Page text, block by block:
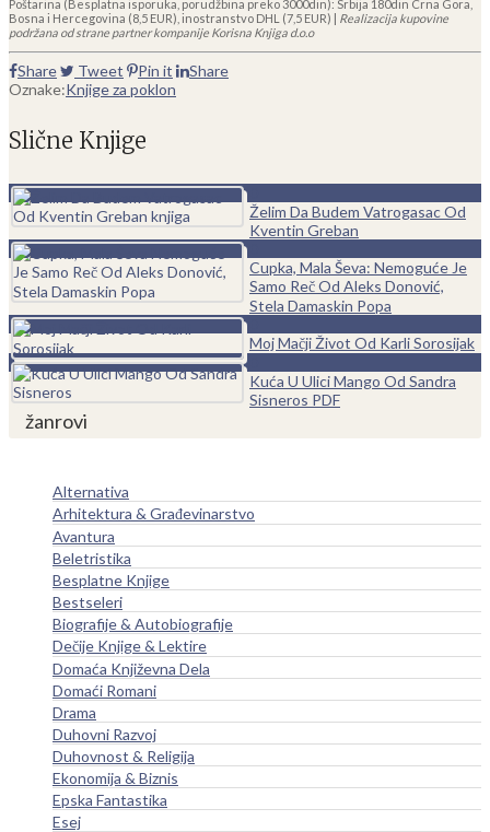
Poštarina (Besplatna isporuka, porudžbina preko 3000din): Srbija 180din Crna Gora,
Bosna i Hercegovina (8,5 EUR), inostranstvo DHL (7,5 EUR) | Realizacija kupovine
podržana od strane partner kompanije Korisna Knjiga d.o.o
Share Tweet Pin it
Share
Oznake:Knjige za poklon
Slične Knjige
Želim Da Budem Vatrogasac Od
Kventin Greban
Cupka, Mala Ševa: Nemoguće Je
Samo Reč Od Aleks Donović,
Stela Damaskin Popa
Moj Mačji Život Od Karli Sorosijak
Kuća U Ulici Mango Od Sandra
Sisneros PDF
žanrovi
Alternativa
Arhitektura & Građevinarstvo
Avantura
Beletristika
Besplatne Knjige
Bestseleri
Biografije & Autobiografije
Dečije Knjige & Lektire
Domaća Književna Dela
Domaći Romani
Drama
Duhovni Razvoj
Duhovnost & Religija
Ekonomija & Biznis
Epska Fantastika
Esej